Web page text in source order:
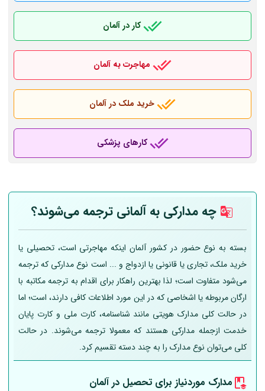
کار در آلمان
مهاجرت به آلمان
خرید ملک در آلمان
کارهای پزشکی
چه مدارکی بهآلمانی ترجمه می‌شوند؟
بسته به نوع حضور در کشور آلمان اینکه مهاجرتی است، تحصیلی یا
خرید ملک، تجاری یا قانونی یا ازدواج و ... است نوع مدارکی که ترجمه
می‌شود متفاوت است؛ لذا بهترین راهکار برای اقدام به ترجمه مکاتبه با
ارگان مربوطه یا اشخاصی که در این مورد اطلاعات کافی دارند، است؛ اما
در حالت کلی مدارک هویتی مانند شناسنامه، کارت ملی و کارت پایان
خدمت ازجمله مدارکی هستند که معمولا ترجمه می‌شوند. در حالت
کلی می‌توان نوع مدارک را به چند دسته تقسیم کرد.
مدارک موردنیاز برای تحصیل درآلمان